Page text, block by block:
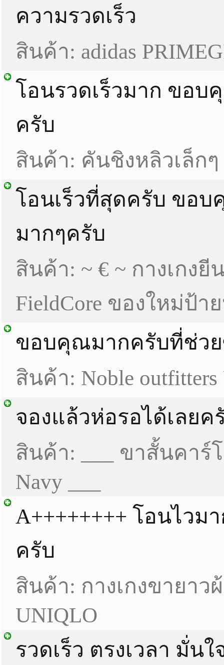
ความรวดเร็ว
สินค้า: adidas
โอนรวดเร็วมาก ขอบ
ครับ
สินค้า: คันชิงหลิวเล็กๆ
โอนเร็วที่สุดครับ ขอ
มากๆครับ
สินค้า: ~ € ~ กางเกงยี
FieldCore ของใหม่ป้า
ขอบคุณมากครับที่ช่วย
สินค้า: Noble outfitters
จองแล้วห่อรอได้เลยค
สินค้า: ___ ขาสั้นคาร์
Navy ___
A++++++++ โอนไว
ครับ
สินค้า: กางเกงขายาว
UNIQLO
รวดเร็ว ตรงเวลา มั่น